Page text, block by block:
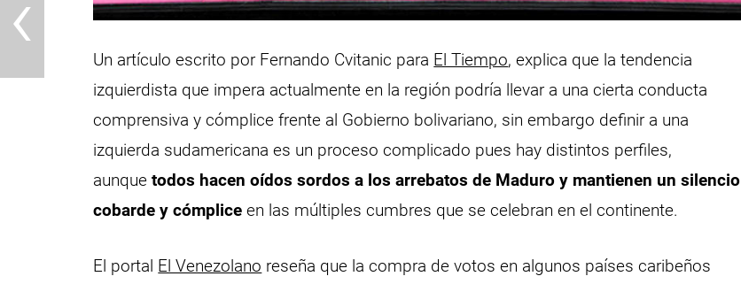
Un artículo escrito por Fernando Cvitanic para El Tiempo, explica que la tendencia
izquierdista que impera actualmente en la región podría llevar a una cierta conducta
comprensiva y cómplice frente al Gobierno bolivariano, sin embargo definir a una
izquierda sudamericana es un proceso complicado pues hay distintos perfiles,
aunquetodos hacen oídos sordos a los arrebatos de Maduro y mantienen un silencio
cobarde y cómplice en las múltiples cumbres que se celebran en el continente.
El portal El Venezolano reseña que la compra de votos en algunos países caribeños